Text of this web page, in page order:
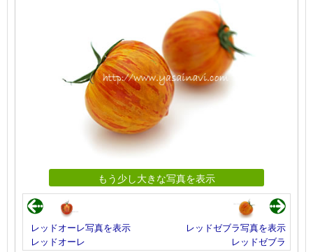
もう少し大きな写真を表示
レッドオーレ写真を表示
レッドオーレ
レッドゼブラ写真を表示
レッドゼブラ